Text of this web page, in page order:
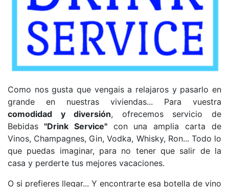
Como nos gusta que vengais a relajaros y pasarlo en
grande en nuestras viviendas... Para vuestra
comodidad y diversión, ofrecemos servicio de
Bebidas "Drink Service"con una amplia carta de
Vinos, Champagnes, Gin, Vodka, Whisky, Ron... Todo lo
que puedas imaginar, para no tener que salir de la
casa y perderte tus mejores vacaciones.
O si prefieres llegar... Y encontrarte esa botella de vino